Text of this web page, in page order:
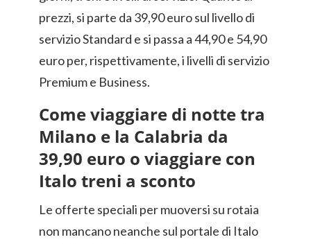
prezzi, si parte da 39,90 euro sul livello di
servizio Standard e si passa a 44,90 e 54,90
euro per, rispettivamente, i livelli di servizio
Premium e Business.
Come viaggiare di notte tra
Milano e la Calabria da
39,90 euro o viaggiare con
Italo treni a sconto
Le offerte speciali per muoversi su rotaia
non mancano neanche sul portale di Italo